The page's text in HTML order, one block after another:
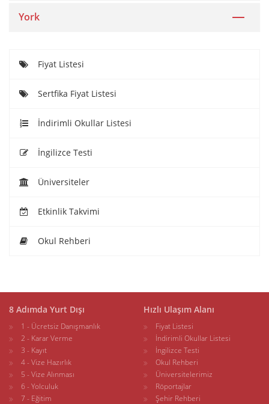
York
Fiyat Listesi
Sertfika Fiyat Listesi
İndirimli Okullar Listesi
İngilizce Testi
Üniversiteler
Etkinlik Takvimi
Okul Rehberi
8 Adımda Yurt Dışı
1 - Ücretsiz Danışmanlık
2 - Karar Verme
3 - Kayıt
4 - Vize Hazırlık
5 - Vize Alınması
6 - Yolculuk
7 - Eğitim
Hızlı Ulaşım Alanı
Fiyat Listesi
İndirimli Okullar Listesi
İngilizce Testi
Okul Rehberi
Üniversitelerimiz
Röportajlar
Şehir Rehberi